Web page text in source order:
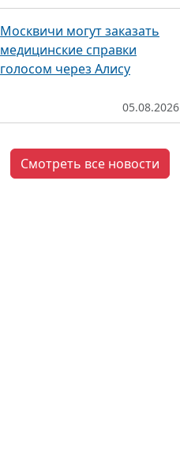
Москвичи могут заказать
медицинские справки
голосом через Алису
05.08.2026
Смотреть все новости